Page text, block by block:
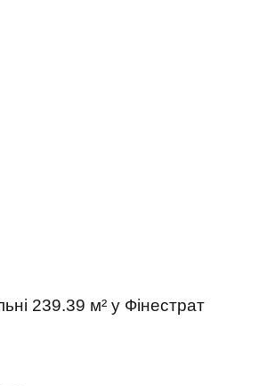
239.39 м² у Фінестрат